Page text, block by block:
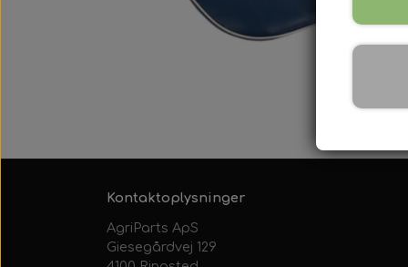
Kontaktoplysninger
AgriParts ApS
Giesegårdvej 129